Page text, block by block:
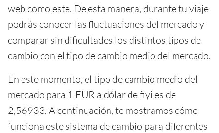
web como este. De esta manera, durante tu viaje
podrás conocer las fluctuaciones del mercado y
comparar sin dificultades los distintos tipos de
cambio con el tipo de cambio medio del mercado.
En este momento, el tipo de cambio medio del
mercado para 1 EUR a dólar de fiyi es de
2,56933. A continuación, te mostramos cómo
funciona este sistema de cambio para diferentes